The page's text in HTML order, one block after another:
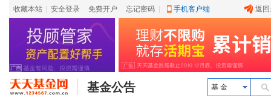
收藏本站 安全登录 免费开户 忘记密码 手机客户端 返
基金公告 基 金